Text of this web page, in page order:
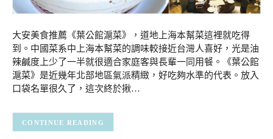
大安美食推薦《葉公館滬菜》，道地上海本幫菜這裡就吃得
到。中國菜系中上海本幫菜的調味較接近台灣人喜好，光是油
辣鹹度上少了一半就很適合家庭客與長輩一同用餐。《葉公館
滬菜》是近幾年北部地區氣派精緻，好吃夠水準的代表。放入
口袋名單很久了，這次終於揪…
CONTINUE READING